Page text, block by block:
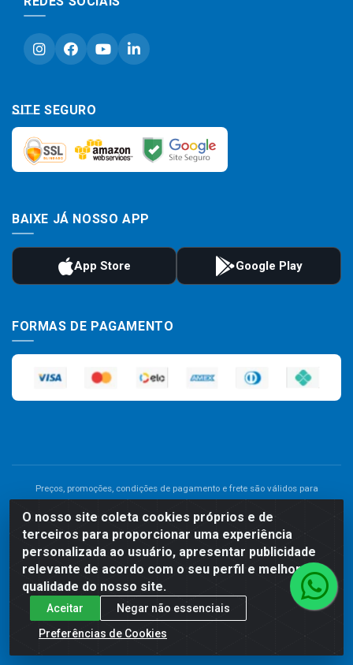
O nosso site coleta cookies próprios e de
terceiros para proporcionar uma experiência
personalizada ao usuário, apresentar publicidade
relevante de acordo com o seu perfil e melhorar a
qualidade do nosso site.
Aceitar
Negar não essenciais
Preferências de Cookies
SITE SEGURO
BAIXE JÁ NOSSO APP
FORMAS DE PAGAMENTO
Preços, promoções, condições de pagamento e frete são válidos para
preço de um produto, será válido o preço que for exibido no carrinho de
compras do site no momento do pagamento. As vendas estão sujeitas a
análise e disponibilidade do estoque. Imagens de produtos meramente
Comercial de Construção 2001 LTDA - Av. Congresso
Eucarístico, 1179 - São José, Carpina - PE - CEP: 55811-000 -
70.220.389/0001-66